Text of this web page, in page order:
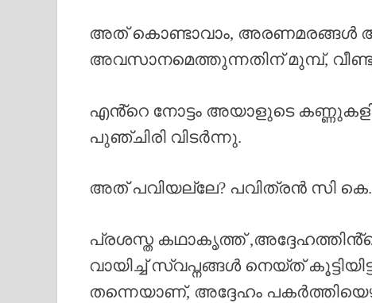
അത് കൊണ്ടാവാം, അരണമരങ്ങൾ
അവസാനമെത്തുന്നതിന് മുമ്പ്,
എൻ്റെ നോട്ടം അയാളുടെ
പുഞ്ചിരി വിടർന്നു.
അത് പവിയല്ലേ? പവിത്രൻ സി കെ.
പ്രശസ്ത കഥാകൃത്ത്
വായിച്ച് സ്വപ്നങ്ങൾ നെയ്ത്
തന്നെയാണ്, അദ്ദേഹം